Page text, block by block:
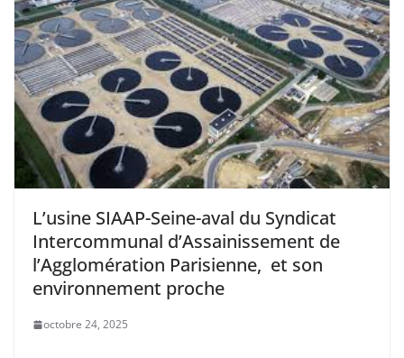
L’usine SIAAP-Seine-aval du Syndicat
Intercommunal d’Assainissement de
l’Agglomération Parisienne, et son
environnement proche
octobre 24, 2025